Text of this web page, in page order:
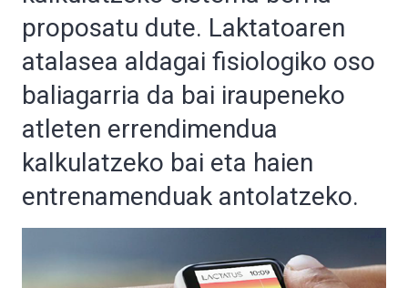
proposatu dute. Laktatoaren
atalasea aldagai fisiologiko oso
baliagarria da bai iraupeneko
atleten errendimendua
kalkulatzeko bai eta haien
entrenamenduak antolatzeko.